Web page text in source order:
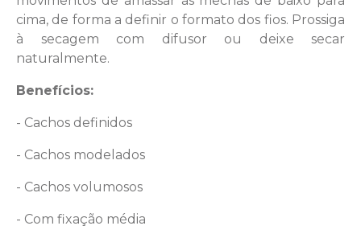
cima, de forma a definir o formato dos fios. Prossiga
à secagem com difusor ou deixe secar
naturalmente.
Benefícios:
- Cachos definidos
- Cachos modelados
- Cachos volumosos
- Com fixação média